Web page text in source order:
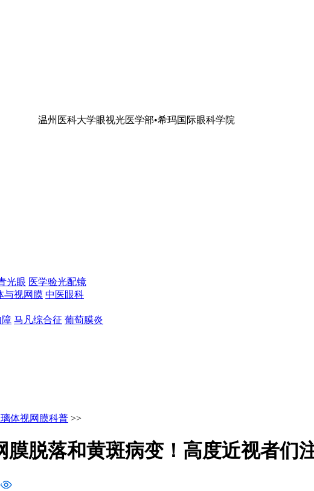
温州医科大学眼视光医学部•希玛国际眼科学院
光眼 医学验光配镜
与视网膜 中医眼科
障 马凡综合征 葡萄膜炎
体视网膜科普 >>
膜脱落和黄斑病变！高度近视者们